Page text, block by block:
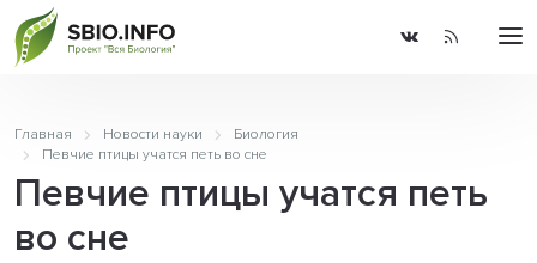
Главная Новости науки
Биология
Певчие птицы учатся петь во сне
Певчие птицы учатся петь
во сне